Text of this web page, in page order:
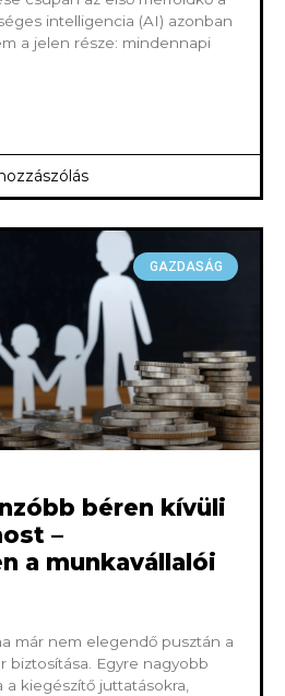
intelligencia (AI) azonban
a jelen része: mindennapi
GAZDASÁG
béren kívüli
–
a munkavállalói
már nem elegendő pusztán a
biztosítása. Egyre nagyobb
kiegészítő juttatásokra,